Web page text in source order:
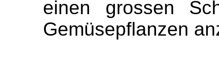
einen grossen
Gemüsepflanzen